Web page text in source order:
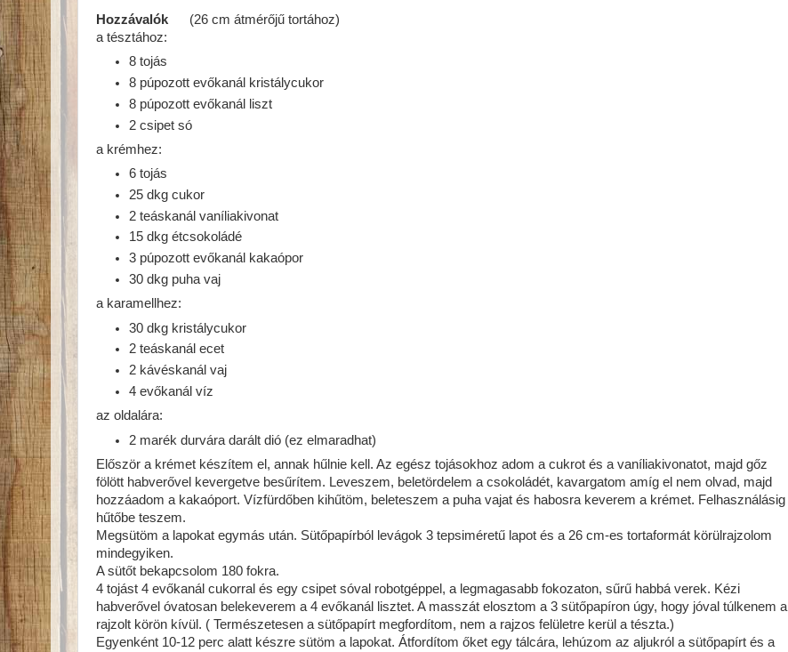
Hozzávalók
(26 cm átmérőjű tortához)
a tésztához:
8 tojás
8 púpozott evőkanál kristálycukor
8 púpozott evőkanál liszt
2 csipet só
a krémhez:
6 tojás
25 dkg cukor
2 teáskanál vaníliakivonat
15 dkg étcsokoládé
3 púpozott evőkanál kakaópor
30 dkg puha vaj
a karamellhez:
30 dkg kristálycukor
2 teáskanál ecet
2 kávéskanál vaj
4 evőkanál víz
az oldalára:
2 marék durvára darált dió (ez elmaradhat)
Először a krémet készítem el, annak hűlnie kell. Az egész tojásokhoz adom a cukrot és a vaníliakivonatot, majd gőz
fölött habverővel kevergetve besűrítem. Leveszem, beletördelem a csokoládét, kavargatom amíg el nem olvad, majd
hozzáadom a kakaóport. Vízfürdőben kihűtöm, beleteszem a puha vajat és habosra keverem a krémet. Felhasználásig
hűtőbe teszem.
Megsütöm a lapokat egymás után. Sütőpapírból levágok 3 tepsiméretű lapot és a 26 cm-es tortaformát körülrajzolom
mindegyiken.
A sütőt bekapcsolom 180 fokra.
4 tojást 4 evőkanál cukorral és egy csipet sóval robotgéppel, a legmagasabb fokozaton, sűrű habbá verek. Kézi
habverővel óvatosan belekeverem a 4 evőkanál lisztet. A masszát elosztom a 3 sütőpapíron úgy, hogy jóval túlkenem a
rajzolt körön kívül. ( Természetesen a sütőpapírt megfordítom, nem a rajzos felületre kerül a tészta.)
Egyenként 10-12 perc alatt készre sütöm a lapokat. Átfordítom őket egy tálcára, lehúzom az aljukról a sütőpapírt és a